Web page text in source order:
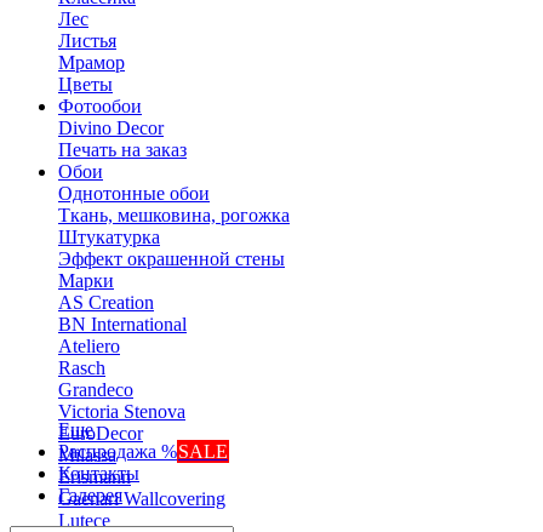
Лес
Листья
Мрамор
Цветы
Фотообои
Divino Decor
Печать на заказ
Обои
Однотонные обои
Ткань, мешковина, рогожка
Штукатурка
Эффект окрашенной стены
Марки
AS Creation
BN International
Ateliero
Rasch
Grandeco
Victoria Stenova
EuroDecor
Milassa
Erismann
Gaenari Wallcovering
Lutece
Еще
Распродажа %SALE
Контакты
Галерея